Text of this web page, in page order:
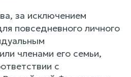
за исключением
повседневного личного
членами его семьи,
с